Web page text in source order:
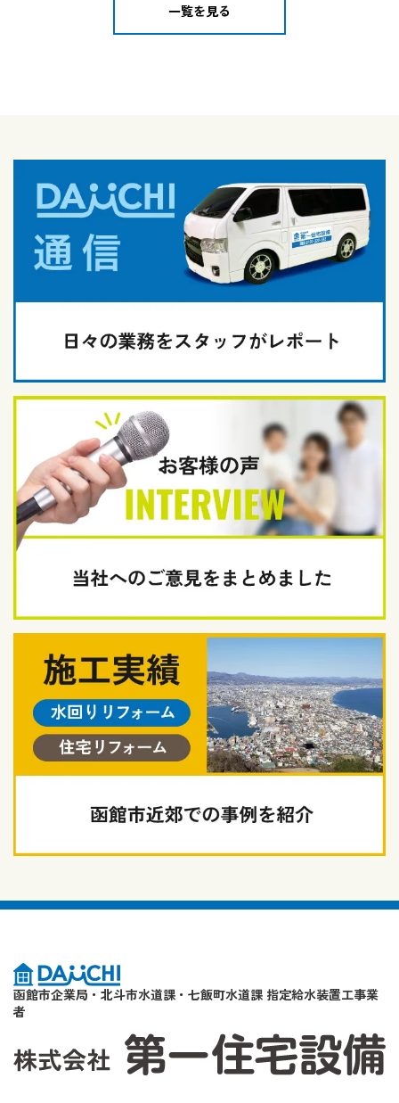
一覧を見る
函館市企業局・北斗市水道課・七飯町水道課 指定給水装置工事業
者